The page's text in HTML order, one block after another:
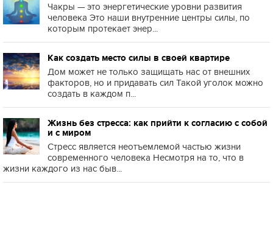
Чакры — это энергетические уровни развития
человека Это наши внутренние центры силы, по
которым протекает энер...
Как создать место силы в своей квартире
Дом может не только защищать нас от внешних
факторов, но и придавать сил Такой уголок можно
создать в каждом п...
Жизнь без стресса: как прийти к согласию с собой
и с миром
Стресс является неотъемлемой частью жизни
современного человека Несмотря на то, что в
жизни каждого из нас быв...